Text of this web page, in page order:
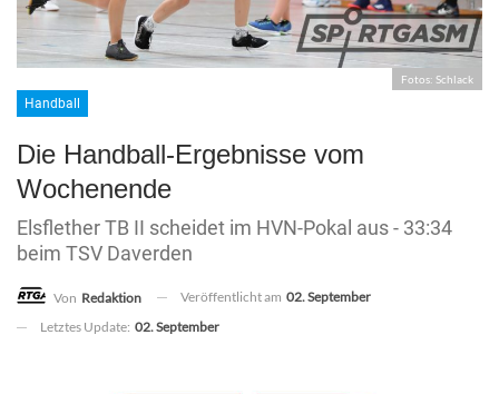
Fotos: Schlack
Handball
Die Handball-Ergebnisse vom
Wochenende
Elsflether TB II scheidet im HVN-Pokal aus - 33:34
beim TSV Daverden
Von Redaktion Veröffentlicht am 02. September
Letztes Update: 02. September